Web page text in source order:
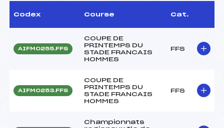
Codex Course Cat.
AIFM0255.FFS
COUPE DE
PRINTEMPS DU
STADE FRANCAIS
HOMMES
FFS
AIFM0253.FFS
COUPE DE
PRINTEMPS DU
STADE FRANCAIS
HOMMES
FFS
Championnats